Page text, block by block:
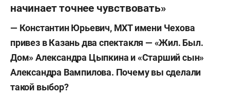
начинает точнее чувствовать»
— Константин Юрьевич, МХТ имени Чехова
привез в Казань два спектакля — «Жил. Был.
Дом» Александра Цыпкина и «Старший сын»
Александра Вампилова. Почему вы сделали
такой выбор?